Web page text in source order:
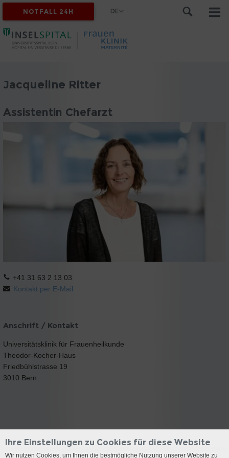
NOTFALL 24H DE
Jacqueline Ritter
Assistentin Chefarzt
+41 31 63 2 13 03
Kontakt per E-Mail
Anschrift / Kontakt
Universitätsklinik für Frauenheilkunde
Theodor-Kocher-Haus
Friedbühlstrasse 19
3010 Bern
Ihre Einstellungen zu Cookies für diese Website
Wir nutzen Cookies, um Ihnen die bestmögliche Nutzung unserer Website zu